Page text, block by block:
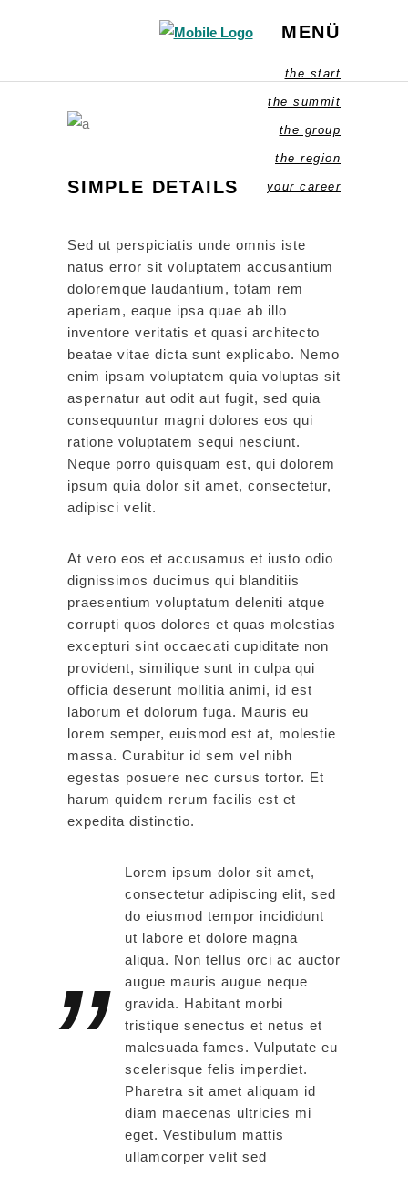
MENÜ
the start
the summit
the group
the region
your career
SIMPLE DETAILS
Sed ut perspiciatis unde omnis iste
natus error sit voluptatem accusantium
doloremque laudantium, totam rem
aperiam, eaque ipsa quae ab illo
inventore veritatis et quasi architecto
beatae vitae dicta sunt explicabo. Nemo
enim ipsam voluptatem quia voluptas sit
aspernatur aut odit aut fugit, sed quia
consequuntur magni dolores eos qui
ratione voluptatem sequi nesciunt.
Neque porro quisquam est, qui dolorem
ipsum quia dolor sit amet, consectetur,
adipisci velit.
At vero eos et accusamus et iusto odio
dignissimos ducimus qui blanditiis
praesentium voluptatum deleniti atque
corrupti quos dolores et quas molestias
excepturi sint occaecati cupiditate non
provident, similique sunt in culpa qui
officia deserunt mollitia animi, id est
laborum et dolorum fuga. Mauris eu
lorem semper, euismod est at, molestie
massa. Curabitur id sem vel nibh
egestas posuere nec cursus tortor. Et
harum quidem rerum facilis est et
expedita distinctio.
Lorem ipsum dolor sit amet,
consectetur adipiscing elit, sed
do eiusmod tempor incididunt
ut labore et dolore magna
aliqua. Non tellus orci ac auctor
augue mauris augue neque
gravida. Habitant morbi
tristique senectus et netus et
malesuada fames. Vulputate eu
scelerisque felis imperdiet.
Pharetra sit amet aliquam id
diam maecenas ultricies mi
eget. Vestibulum mattis
ullamcorper velit sed